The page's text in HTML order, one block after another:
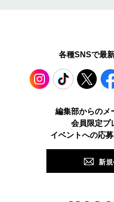
各種SNSで最
TikTok
編集部からのメ
会員限定プ
イベントへの応
新